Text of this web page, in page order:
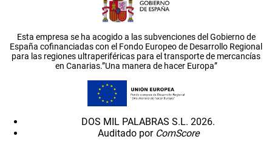
Esta empresa se ha acogido a las subvenciones del Gobierno de
España cofinanciadas con el Fondo Europeo de Desarrollo Regional
para las regiones ultraperiféricas para el transporte de mercancías
en Canarias.”Una manera de hacer Europa”
DOS MIL PALABRAS S.L. 2026.
Auditado por ComScore